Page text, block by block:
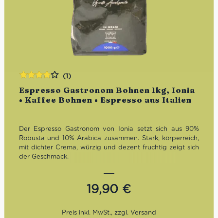
Espresso Gastronom Bohnen 1kg, Ionia
• Kaffee Bohnen • Espresso aus Italien
(1)
Der Espresso Gastronom von Ionia setzt sich aus 90%
Robusta und 10% Arabica zusammen. Stark, körperreich,
mit dichter Crema, würzig und dezent fruchtig zeigt sich
der Geschmack.
Körperreich, dichte Crema, würzig
90% Robusta, 10% Arabica
19,90 €
mit4.00
von 5